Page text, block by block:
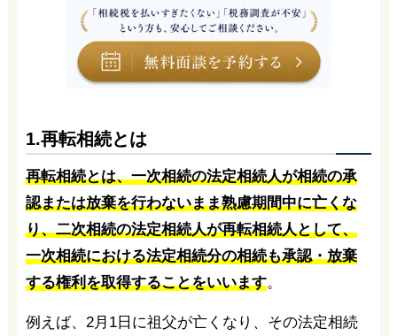
1.再転相続とは
再転相続とは、一次相続の法定相続人が相続の承
認または放棄を行わないまま熟慮期間中に亡くな
り、二次相続の法定相続人が再転相続人として、
一次相続における法定相続分の相続も承認・放棄
する権利を取得することをいいます。
例えば、2月1日に祖父が亡くなり、その法定相続